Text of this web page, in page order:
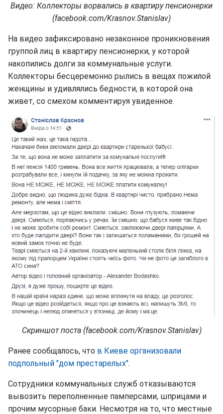
Видео: Коллекторы ворвались в квартиру пенсионерки
(facebook.com/Krasnov.Stanislav)
На видео зафиксировано незаконное проникновения
группой лиц в квартиру пенсионерки, у которой
накопились долги за коммунальные услуги.
Коллекторы бесцеремонно рылись в вещах пожилой
женщины и удивлялись бедности, в которой она
живет, со смехом комментируя увиденное.
Скриншот поста (facebook.com/Krasnov.Stanislav)
Ранее сообщалось, что в Киеве организовали
подпольный "дом престарелых".
Сотрудники коммунальных служб отказываются
вывозить переполненные памперсами, шприцами и
прочим мусорные баки. Несмотря на то, что местные